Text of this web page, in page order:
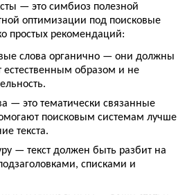
— это симбиоз полезной
оптимизации под поисковые
простых рекомендаций:
слова органично — они должны
естественным образом и не
— это тематически связанные
поисковым системам лучше
текста.
— текст должен быть разбит на
списками и